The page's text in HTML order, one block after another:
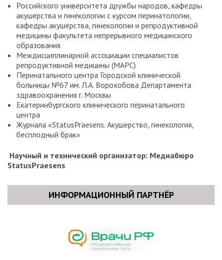
Российского университета дружбы народов, кафедры
акушерства и гинекологии с курсом перинатологии,
кафедры акушерства, гинекологии и репродуктивной
медицины факультета непрерывного медицинского
образования
Междисциплинарной ассоциации специалистов
репродуктивной медицины (МАРС)
Перинатального центра Городской клинической
больницы №67 им. Л.А. Ворохобова Департамента
здравоохранения г. Москвы
Екатеринбургского клинического перинатального
центра
Журнала «StatusPraesens. Акушерство, гинекология,
бесплодный брак»
Научный и технический организатор: Медиабюро
StatusPraesens
ИНФОРМАЦИОННЫЙ ПАРТНЁР